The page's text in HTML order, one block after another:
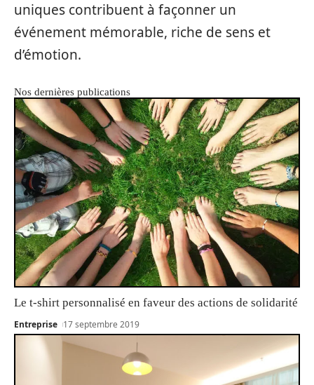
uniques contribuent à façonner un
événement mémorable, riche de sens et
d’émotion.
Nos dernières publications
Le t-shirt personnalisé en faveur des actions de solidarité
Entreprise 17 septembre 2019